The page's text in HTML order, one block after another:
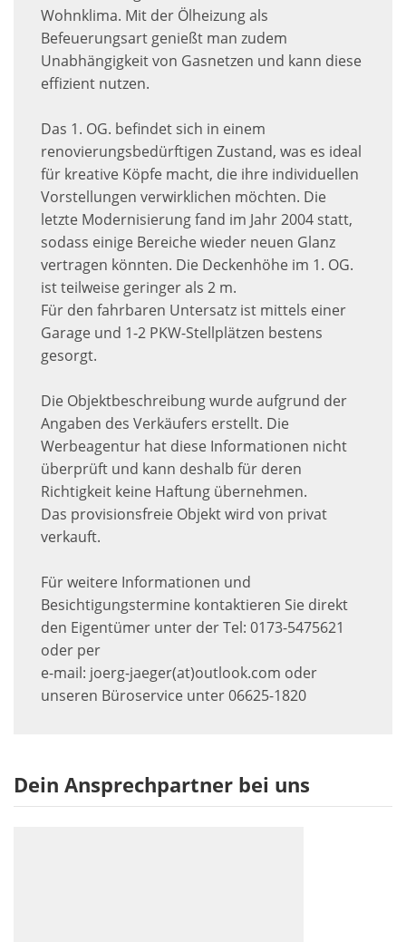
Wohnklima. Mit der Ölheizung als
Befeuerungsart genießt man zudem
Unabhängigkeit von Gasnetzen und kann diese
effizient nutzen.
Das 1. OG. befindet sich in einem
renovierungsbedürftigen Zustand, was es ideal
für kreative Köpfe macht, die ihre individuellen
Vorstellungen verwirklichen möchten. Die
letzte Modernisierung fand im Jahr 2004 statt,
sodass einige Bereiche wieder neuen Glanz
vertragen könnten. Die Deckenhöhe im 1. OG.
ist teilweise geringer als 2 m.
Für den fahrbaren Untersatz ist mittels einer
Garage und 1-2 PKW-Stellplätzen bestens
gesorgt.
Die Objektbeschreibung wurde aufgrund der
Angaben des Verkäufers erstellt. Die
Werbeagentur hat diese Informationen nicht
überprüft und kann deshalb für deren
Richtigkeit keine Haftung übernehmen.
Das provisionsfreie Objekt wird von privat
verkauft.
Für weitere Informationen und
Besichtigungstermine kontaktieren Sie direkt
den Eigentümer unter der Tel: 0173-5475621
oder per
e-mail: joerg-jaeger(at)outlook.com oder
unseren Büroservice unter 06625-1820
Dein Ansprechpartner bei uns